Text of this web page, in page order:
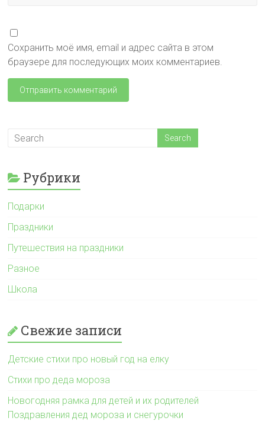
Сохранить моё имя, email и адрес сайта в этом
браузере для последующих моих комментариев.
Рубрики
Подарки
Праздники
Путешествия на праздники
Разное
Школа
Свежие записи
Детские стихи про новый год на елку
Стихи про деда мороза
Новогодняя рамка для детей и их родителей
Поздравления дед мороза и снегурочки